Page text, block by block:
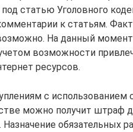
статью Уголовного
к статьям.
На данный
возможности
ресурсов.
с использованием
можно получит штраф
Назначение обязательных